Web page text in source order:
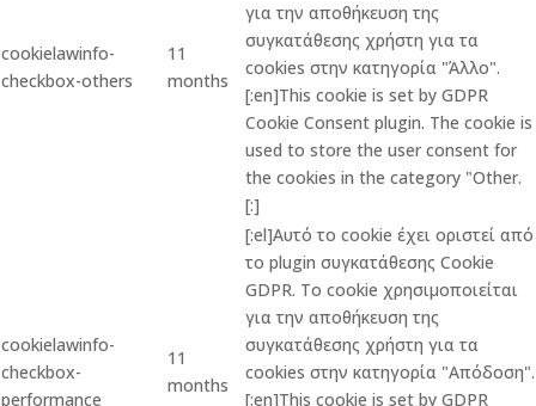
cookielawinfo-
checkbox-others
11
months
για την αποθήκευση της
συγκατάθεσης χρήστη για τα
cookies στην κατηγορία "Άλλο".
[:en]This cookie is set by GDPR
Cookie Consent plugin. The cookie is
used to store the user consent for
the cookies in the category "Other.
[:]
cookielawinfo-
checkbox-
performance
11
months
[:el]Αυτό το cookie έχει οριστεί από
το plugin συγκατάθεσης Cookie
GDPR. Το cookie χρησιμοποιείται
για την αποθήκευση της
συγκατάθεσης χρήστη για τα
cookies στην κατηγορία "Απόδοση".
[:en]This cookie is set by GDPR